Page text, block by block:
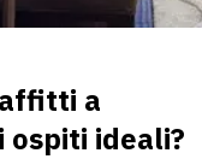
a
ospiti ideali?